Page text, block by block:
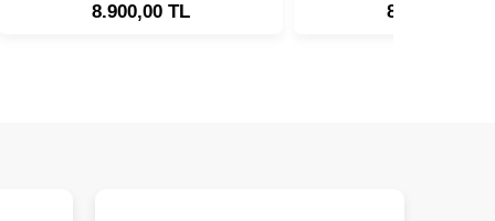
8.900,00 TL 8.900,00 TL